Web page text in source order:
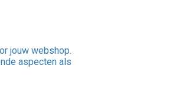
jouw webshop.
aspecten als